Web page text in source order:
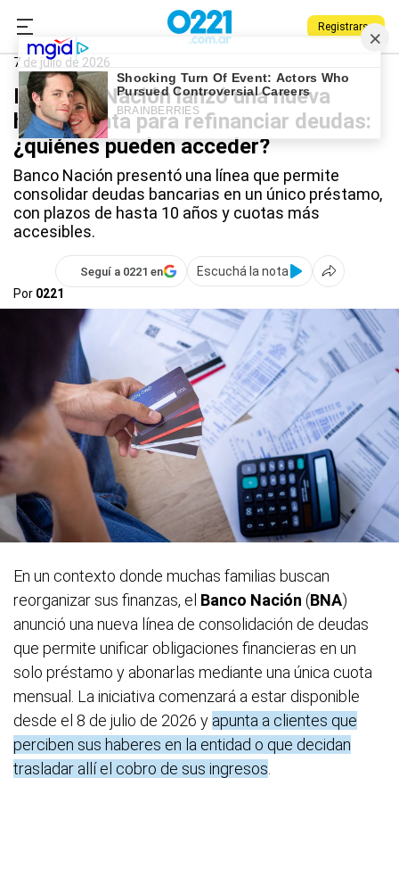
Registrarse
0221.com.ar
Banco Nación
7 de julio de 2026
El Banco Nación lanzó una nueva
herramienta para refinanciar deudas:
¿quiénes pueden acceder?
Banco Nación presentó una línea que permite
consolidar deudas bancarias en un único préstamo,
con plazos de hasta 10 años y cuotas más
accesibles.
Seguí a 0221 en
Escuchá la nota
Por 0221
En un contexto donde muchas familias buscan
reorganizar sus finanzas, el Banco Nación (BNA)
anunció una nueva línea de consolidación de deudas
que permite unificar obligaciones financieras en un
solo préstamo y abonarlas mediante una única cuota
mensual. La iniciativa comenzará a estar disponible
desde el 8 de julio de 2026 y apunta a clientes que
perciben sus haberes en la entidad o que decidan
trasladar allí el cobro de sus ingresos.